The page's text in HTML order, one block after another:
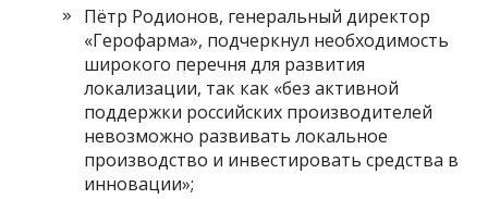
Пётр Родионов, генеральный директор
«Герофарма», подчеркнул необходимость
широкого перечня для развития
локализации, так как «без активной
поддержки российских производителей
невозможно развивать локальное
производство и инвестировать средства в
инновации»;